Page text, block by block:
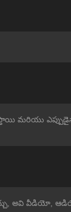
మరియు
అవి వీడియో,